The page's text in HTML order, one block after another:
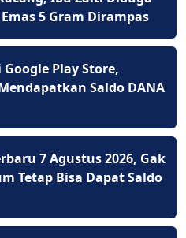
5 Gram Dirampas
Google Play Store,
Saldo DANA
7 Agustus 2026, Gak
Tetap Bisa Dapat Saldo